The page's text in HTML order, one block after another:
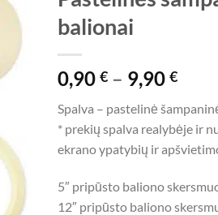
balionai
0,90€ – 9,90€Price
0,90
9,90
Spalva – pastelinė
* prekių spalva realybėje ir
ekrano ypatybių ir
5″ pripūsto baliono
12″ pripūsto baliono